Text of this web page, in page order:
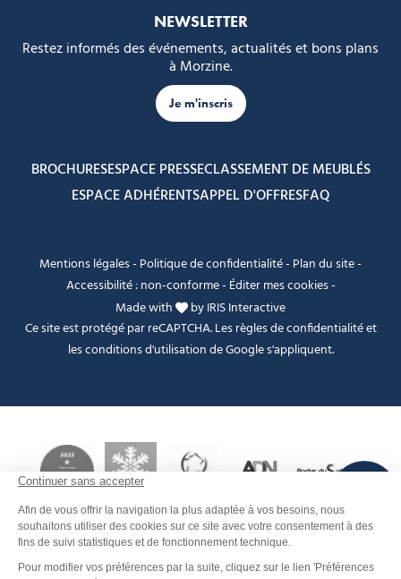
NEWSLETTER
Restez informés des événements, actualités et bons plans
à Morzine.
Je m'inscris
BROCHURESESPACE PRESSECLASSEMENT DE MEUBLÉS
ESPACE ADHÉRENTSAPPEL D'OFFRESFAQ
Mentions légales- Politique de confidentialité- Plan du site-
Accessibilité : non-conforme- Éditer mes cookies-
Made with
byIRIS Interactive
Ce site est protégé par reCAPTCHA. Lesrègles de confidentialitéet
lesconditions d'utilisationde Google s'appliquent.
FANFOUÉ
Je peux t'aider ?